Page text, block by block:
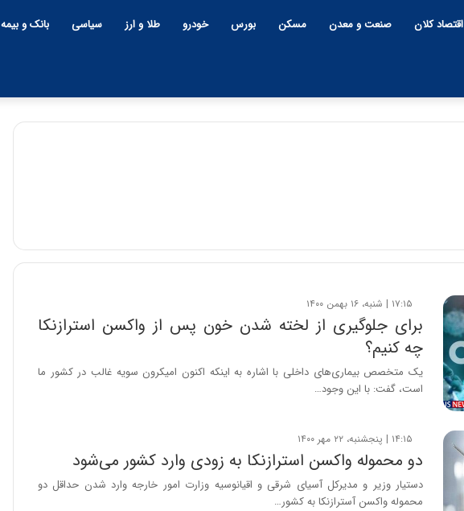
اقتصاد کلان صنعت و معدن مسکن بورس خودرو طلا و ارز سیاسی بانک و بیمه
۱۷:۱۵ | شنبه، ۱۶ بهمن ۱۴۰۰
برای جلوگیری از لخته شدن خون پس از واکسن استرازنکا
چه کنیم؟
یک متخصص بیماری‌های داخلی با اشاره به اینکه اکنون امیکرون سویه غالب در کشور ما
است، گفت: با این وجود…
۱۴:۱۵ | پنجشنبه، ۲۲ مهر ۱۴۰۰
دو محموله واکسن استرازنکا به زودی وارد کشور می‌شود
دستیار وزیر و مدیرکل آسیای شرقی و اقیانوسیه وزارت امور خارجه وارد شدن حداقل دو
محموله واکسن آسترازنکا به کشور…